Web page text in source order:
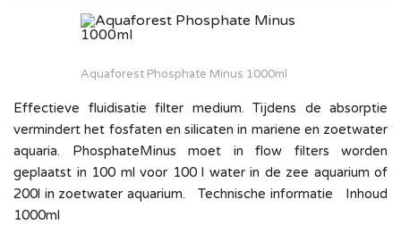
Aquaforest Phosphate Minus 1000ml
Effectieve fluidisatie filter medium. Tijdens de absorptie
vermindert het fosfaten en silicaten in mariene en zoetwater
aquaria. PhosphateMinus moet in flow filters worden
geplaatst in 100 ml voor 100 l water in de zee aquarium of
200l in zoetwater aquarium. Technische informatie Inhoud
1000ml